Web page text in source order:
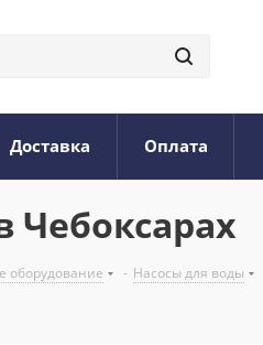
Доставка Оплата
Чебоксарах
оборудование - Насосы для воды